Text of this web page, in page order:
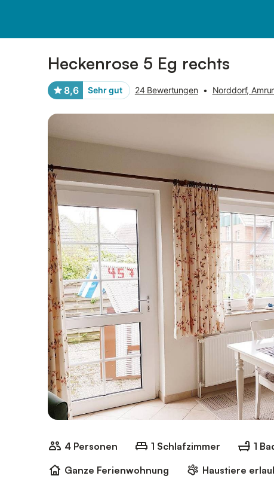
Heckenrose 5 Eg rechts
8,6 Sehr gut 24 Bewertungen • Norddorf,
4 Personen 1 Schlafzimmer 1
Ganze Ferienwohnung
Haustiere